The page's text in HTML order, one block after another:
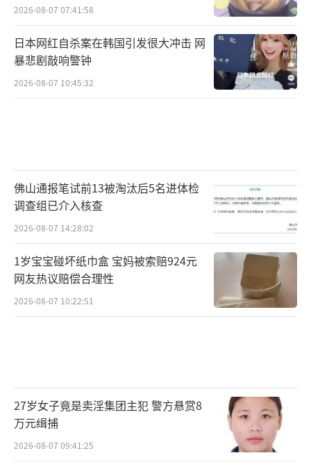
2026-08-07 07:41:58
日本网红自杀案在韩国引发很大冲击 网
暴悲剧敲响警钟
2026-08-07 10:45:32
佛山通报笔试前13被淘汰后5名进体检
调查组已介入核查
2026-08-07 14:28:02
1岁宝宝碰坏纸巾盒 宝妈被索赔924元
网友热议赔偿合理性
2026-08-07 10:22:51
27岁女子竟是卖淫集团主犯 警方悬赏8
万元缉捕
2026-08-07 09:41:25